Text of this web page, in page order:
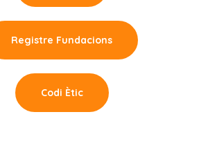
Registre Fundacions
Codi Ètic